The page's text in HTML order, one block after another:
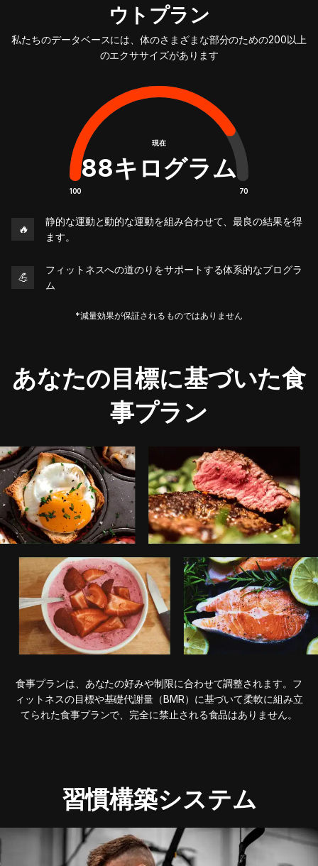
ウトプラン
私たちのデータベースには、体のさまざまな部分のための200以上
のエクササイズがあります
現在
88キログラム
100 70
🔥
静的な運動と動的な運動を組み合わせて、最良の結果を得
ます。
💪
フィットネスへの道のりをサポートする体系的なプログラ
ム
*減量効果が保証されるものではありません
あなたの目標に基づいた食
事プラン
食事プランは、あなたの好みや制限に合わせて調整されます。フ
ィットネスの目標や基礎代謝量（BMR）に基づいて柔軟に組み立
てられた食事プランで、完全に禁止される食品はありません。
習慣構築システム